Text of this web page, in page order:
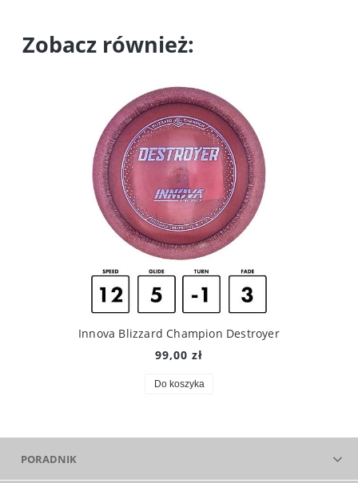
Zobacz również:
Innova Blizzard Champion Destroyer
99,00 zł
Do koszyka
PORADNIK